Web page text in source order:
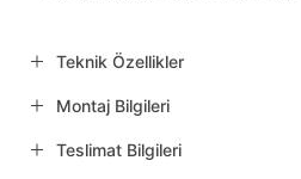
Teknik Özellikler
Montaj Bilgileri
Teslimat Bilgileri